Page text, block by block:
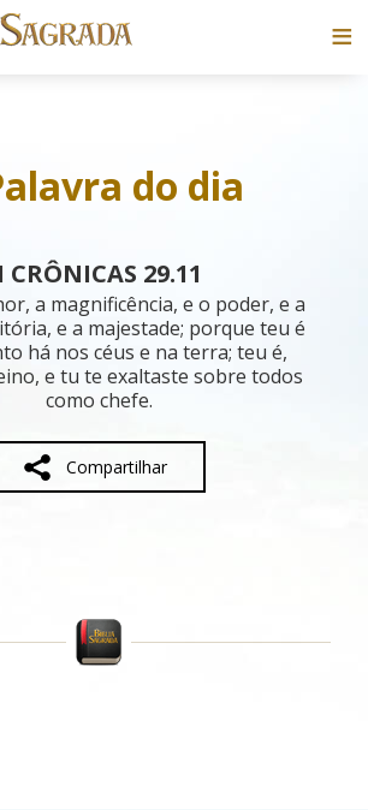
Blog
Parceiros
do dia
I CRÔNICAS 29.11
a magnificência, e o poder, e a
e a majestade; porque teu é
há nos céus e na terra; teu é,
e tu te exaltaste sobre todos
como chefe.
Compartilhar